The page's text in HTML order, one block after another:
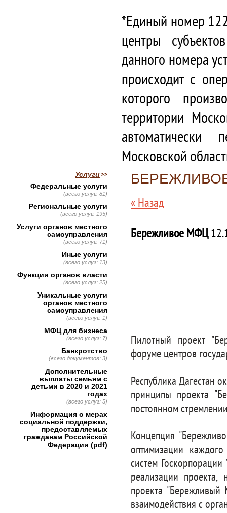
*Единый номер
центры
данного номера
происходит с
которого
территории
автоматически
Московской
« Назад
Бережливое МФЦ
Пилотный проект
форуме центров
Республика Дагестан
принципы проекта
постоянном
Концепция
оптимизации
систем
реализации
проекта "Бережливый
взаимодействия с
Услуги
Федеральные услуги
(всего услуг: 81)
Региональные услуги
(всего услуг: 195)
Услуги органов местного
самоуправления
(всего услуг: 71)
Иные услуги
(всего услуг: 13)
Функции органов власти
(всего услуг: 25)
Уникальные услуги
органов местного
самоуправления
(всего услуг: 1)
МФЦ для бизнеса
(всего услуг: 7)
Банкротство
(всего документов: 3)
Дополнительные
выплаты семьям с
детьми в 2020 и 2021
годах
(всего услуг: 5)
Информация о мерах
социальной поддержки,
предоставляемых
гражданам Российской
Федерации (pdf)